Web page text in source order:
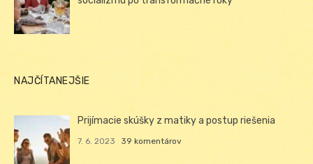
NAJČÍTANEJŠIE
Prijímacie skúšky z matiky a postup riešenia
7. 6. 2023 39 komentárov